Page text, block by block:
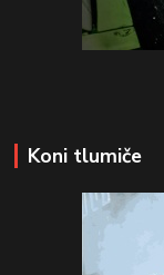
Koni tlumiče